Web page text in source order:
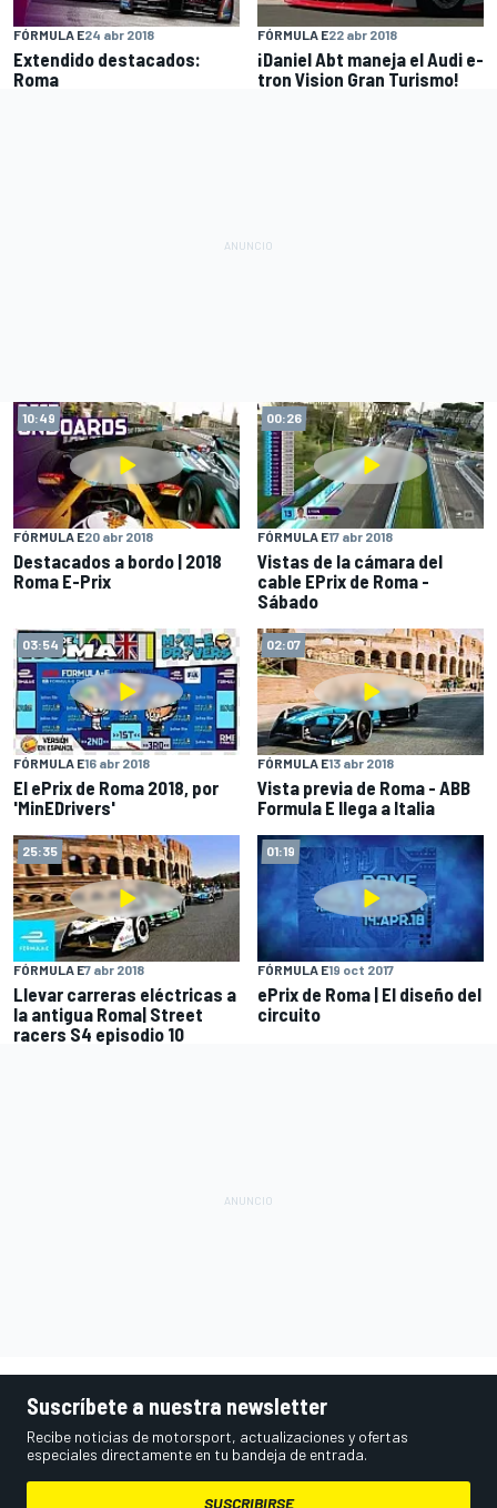
FÓRMULA E24 abr 2018
Extendido destacados:
Roma
FÓRMULA E22 abr 2018
¡Daniel Abt maneja el Audi e-
tron Vision Gran Turismo!
10:49
FÓRMULA E20 abr 2018
Destacados a bordo | 2018
Roma E-Prix
00:26
FÓRMULA E17 abr 2018
Vistas de la cámara del
cable EPrix de Roma -
Sábado
03:54
FÓRMULA E16 abr 2018
El ePrix de Roma 2018, por
'MinEDrivers'
02:07
FÓRMULA E13 abr 2018
Vista previa de Roma - ABB
Formula E llega a Italia
25:35
FÓRMULA E7 abr 2018
Llevar carreras eléctricas a
la antigua Roma| Street
racers S4 episodio 10
01:19
FÓRMULA E19 oct 2017
ePrix de Roma | El diseño del
circuito
Suscríbete a nuestra newsletter
Recibe noticias de motorsport, actualizaciones y ofertas
especiales directamente en tu bandeja de entrada.
SUSCRIBIRSE